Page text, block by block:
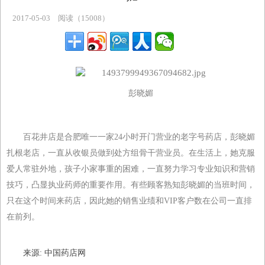
2017-05-03 阅读（15008）
彭晓媚
百花井店是合肥唯一一家24小时开门营业的老字号药店，彭晓媚
扎根老店，一直从收银员做到处方组骨干营业员。在生活上，她克服
爱人常驻外地，孩子小家事重的困难，一直努力学习专业知识和营销
技巧，凸显执业药师的重要作用。有些顾客熟知彭晓媚的当班时间，
只在这个时间来药店，因此她的销售业绩和VIP客户数在公司一直排
在前列。
来源: 中国药店网